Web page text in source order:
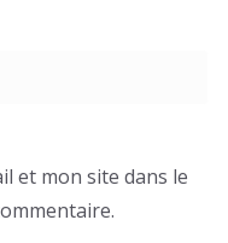
et mon site dans le